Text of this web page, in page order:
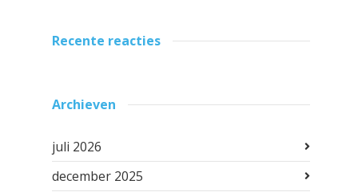
Recente reacties
Archieven
juli 2026
december 2025